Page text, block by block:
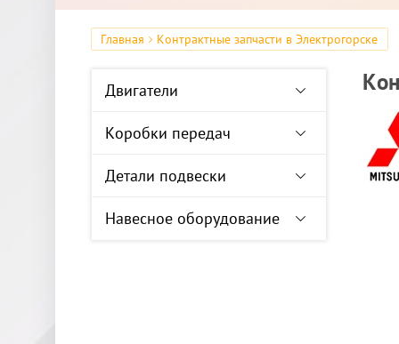
Главная Контрактные запчасти в Электрогорске
Двигатели
Коробки передач
Детали подвески
Навесное оборудование